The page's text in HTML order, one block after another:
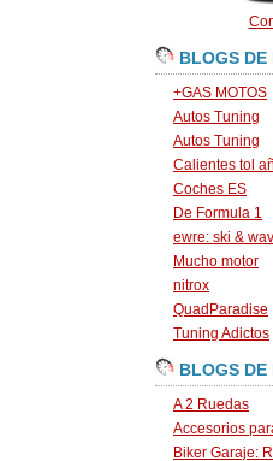
BLOGS DE
+GAS MOTOS
Autos Tuning
Autos Tuning
Calientes tol
Coches ES
De Formula 1
ewre: ski &
Mucho motor
nitrox
QuadParadise
Tuning Adictos
BLOGS DE
A 2 Ruedas
Accesorios
Biker Garaje: